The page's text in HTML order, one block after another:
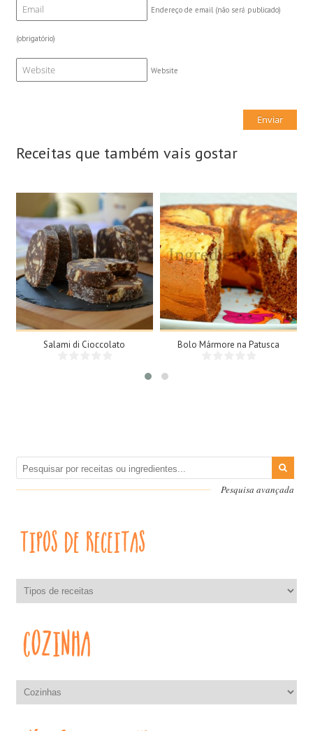
Endereço de email (não será publicado)
(obrigatório)
Website
Receitas que também vais gostar
15 Fatias
N/A
Salami di Cioccolato
8 Doses
8 Pessoas
25Min
Bolo Mármore na Patusca
Pesquisa avançada